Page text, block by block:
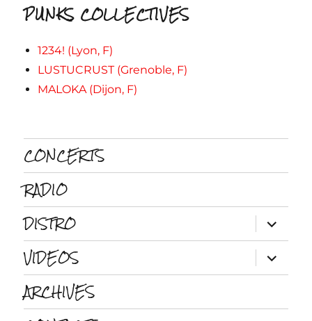
PUNKS COLLECTIVES
1234! (Lyon, F)
LUSTUCRUST (Grenoble, F)
MALOKA (Dijon, F)
CONCERTS
RADIO
DISTRO
ouvrir
le
sous-
menu
VIDEOS ouvrir
le
sous-
ARCHIVES